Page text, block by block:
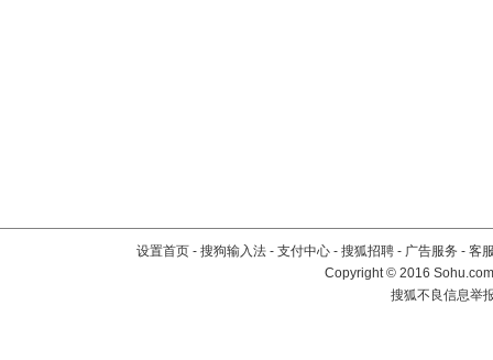
设置首页 - 搜狗输入法 - 支付中心 - 搜狐招聘 - 广告服务 - 客
Copyright©2016
搜狐不良信息举